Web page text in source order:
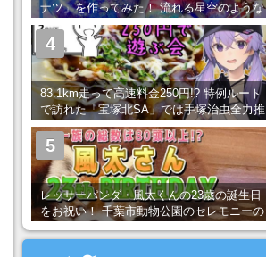
ナツ」を作ってみた！ 流れる星空のような
レンチン・レシピを紹介
83.1km走って高速料金250円!? 特例ルート
で訪れた「宝塚北SA」では手塚治虫全力推
し＆関西グルメが楽しめる！
4
レッサーパンダ・風太くんの23歳の誕生日
をお祝い！ 千葉市動物公園のセレモニーの
様子を紹介
5